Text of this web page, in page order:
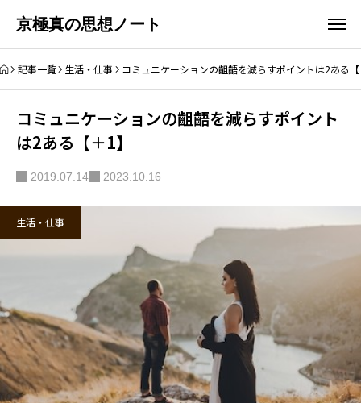
京極真の思想ノート
記事一覧 生活・仕事 コミュニケーションの齟齬を減らすポイントは2ある
コミュニケーションの齟齬を減らすポイント
は2ある【＋1】
2019.07.14 2023.10.16
生活・仕事